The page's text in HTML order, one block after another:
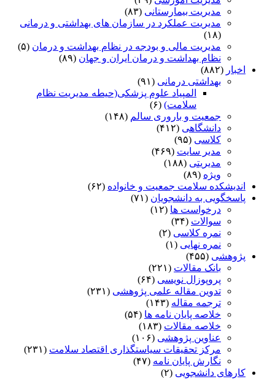
مدیریت بیمارستانی (۸۳)
مدیریت عملکرد در سازمان های بهداشتی و درمانی
(۱۸)
مدیریت مالی و بودجه در نظام بهداشت و درمان (۵)
نظام بهداشت و درمان ایران و جهان (۸۹)
اخبار (۸۸۲)
بهداشتی درمانی (۹۱)
المپیاد علوم پزشکی(حیطه مدیریت نظام
سلامت) (۶)
جمعیت و باروری سالم (۱۴۸)
دانشگاهی (۴۱۲)
کلاسی (۹۵)
مدیر سایت (۴۶۹)
مدیریتی (۱۸۸)
ویژه (۸۹)
اندیشکده سلامت جمعیت و خانواده (۶۲)
پاسخگویی به دانشجویان (۷۱)
درخواست ها (۱۲)
سوالات (۳۴)
نمره کلاسی (۲)
نمره نهایی (۱)
پژوهشی (۴۵۵)
بانک مقالات (۲۲۱)
پروپوزال نویسی (۶۴)
تدوین مقاله علمی پژوهشی (۲۳۱)
ترجمه مقاله (۱۴۳)
خلاصه پایان نامه ها (۵۴)
خلاصه مقالات (۱۸۳)
عناوین پژوهشی (۱۰۶)
مرکز تحقیقات سیاستگذاری اقتصاد سلامت (۲۳۱)
نگارش پایان نامه (۴۷)
کارهای دانشجویی (۲)